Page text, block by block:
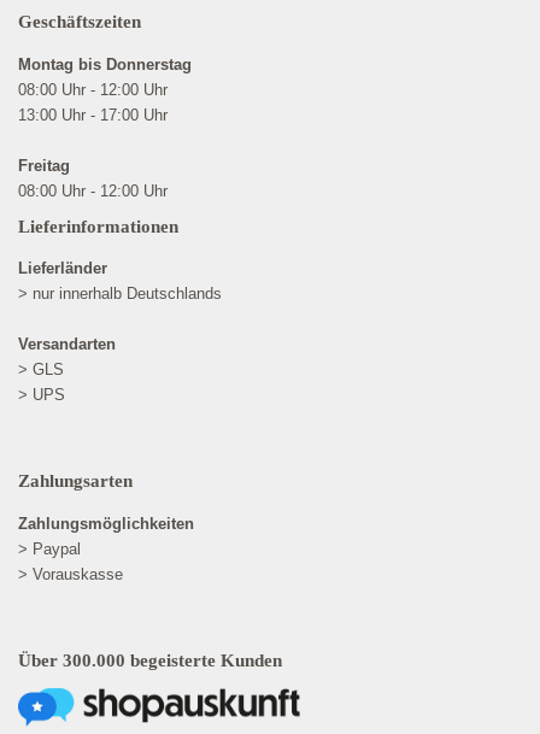
Geschäftszeiten
Montag bis Donnerstag
08:00 Uhr - 12:00 Uhr
13:00 Uhr - 17:00 Uhr
Freitag
08:00 Uhr - 12:00 Uhr
Lieferinformationen
Lieferländer
> nur innerhalb Deutschlands
Versandarten
> GLS
> UPS
Zahlungsarten
Zahlungsmöglichkeiten
> Paypal
> Vorauskasse
Über 300.000 begeisterte Kunden